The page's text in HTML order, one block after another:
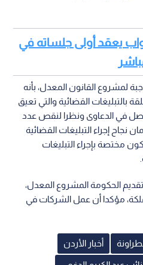
يعقد أولى جلساته في
لمشروع القانون المعدل، بأنه
بالتبليغات القضائية والتي تعيق
في الدعاوى ونظرا لنقص عدد
نجاح إجراء التبليغات القضائية
مختصة بإجراء التبليغات
الحكومة المشروع المعدل،
مؤكدا أن عمل الشركات في
أخبار الأردن